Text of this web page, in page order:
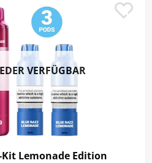
VERFÜGBAR
Lemonade Edition